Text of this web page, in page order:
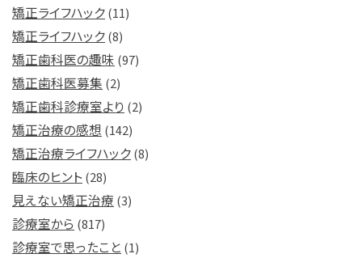
矯正ライフハック(11)
矯正ライフハック(8)
矯正歯科医の趣味 (97)
矯正歯科医募集 (2)
矯正歯科診療室より (2)
矯正治療の感想 (142)
矯正治療ライフハック(8)
臨床のヒント(28)
見えない矯正治療 (3)
診療室から (817)
診療室で思ったこと (1)